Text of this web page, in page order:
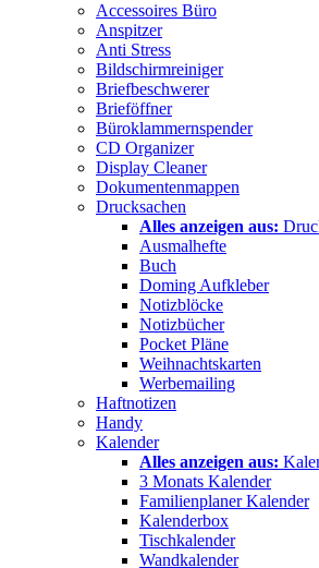
Accessoires Büro
Anspitzer
Anti Stress
Bildschirmreiniger
Briefbeschwerer
Brieföffner
Büroklammernspender
CD Organizer
Display Cleaner
Dokumentenmappen
Drucksachen
Alles anzeigen aus:
Ausmalhefte
Buch
Doming Aufkleber
Notizblöcke
Notizbücher
Pocket Pläne
Weihnachtskarten
Werbemailing
Haftnotizen
Handy
Kalender
Alles anzeigen aus:
3 Monats Kalender
Familienplaner Kalender
Kalenderbox
Tischkalender
Wandkalender